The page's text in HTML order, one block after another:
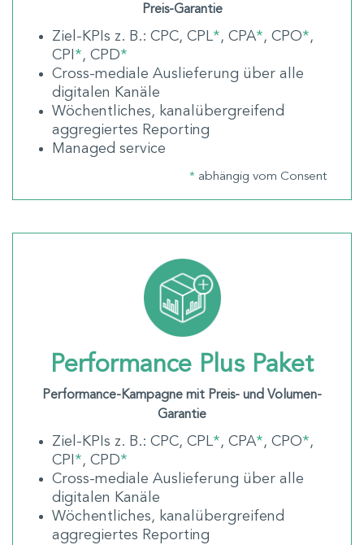
Preis-Garantie
Ziel-KPIs z. B.: CPC, CPL*, CPA*, CPO*,
CPI *, CPD*
Cross-mediale Auslieferung über alle
digitalen Kanäle
Wöchentliches, kanalübergreifend
aggregiertes Reporting
Managed service
* abhängig vom Consent
Performance Plus Paket
Performance-Kampagne mit Preis- und Volumen-
Garantie
Ziel-KPIs z. B.: CPC, CPL*, CPA*, CPO*,
CPI *, CPD*
Cross-mediale Auslieferung über alle
digitalen Kanäle
Wöchentliches, kanalübergreifend
aggregiertes Reporting